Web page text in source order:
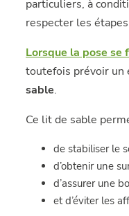
particuliers, à
respecter les
Lorsque la pose se
toutefois prévoir un
sable.
Ce lit de sable
de stabiliser le
d’obtenir une
d’assurer une
et d’éviter les